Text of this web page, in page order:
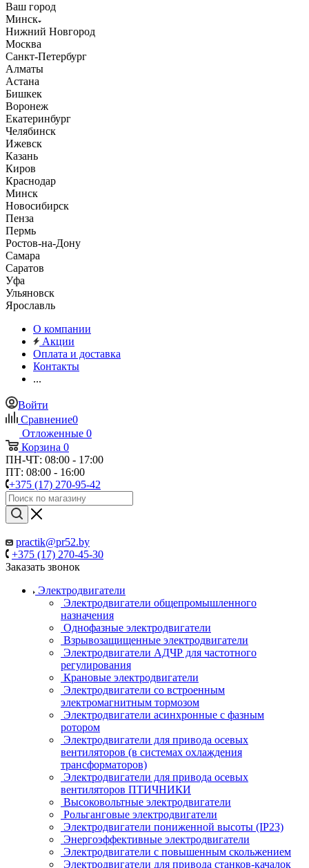
Ваш город
Минск
Нижний Новгород
Москва
Санкт-Петербург
Алматы
Астана
Бишкек
Воронеж
Екатеринбург
Челябинск
Ижевск
Казань
Киров
Краснодар
Минск
Новосибирск
Пенза
Пермь
Ростов-на-Дону
Самара
Саратов
Уфа
Ульяновск
Ярославль
О компании
Акции
Оплата и доставка
Контакты
...
Войти
Сравнение0
Отложенные 0
Корзина 0
ПН-ЧТ: 08:00 - 17:00
ПТ: 08:00 - 16:00
+375 (17) 270-95-42
practik@pr52.by
+375 (17) 270-45-30
Заказать звонок
Электродвигатели
Электродвигатели общепромышленного
назначения
Однофазные электродвигатели
Взрывозащищенные электродвигатели
Электродвигатели АДЧР для частотного
регулирования
Крановые электродвигатели
Электродвигатели со встроенным
электромагнитным тормозом
Электродвигатели асинхронные с фазным
ротором
Электродвигатели для привода осевых
вентиляторов (в системах охлаждения
трансформаторов)
Электродвигатели для привода осевых
вентиляторов ПТИЧНИКИ
Высоковольтные электродвигатели
Рольганговые электродвигатели
Электродвигатели пониженной высоты (IP23)
Энергоэффективные электродвигатели
Электродвигатели с повышенным скольжением
Электродвигатели для привода станков-качалок